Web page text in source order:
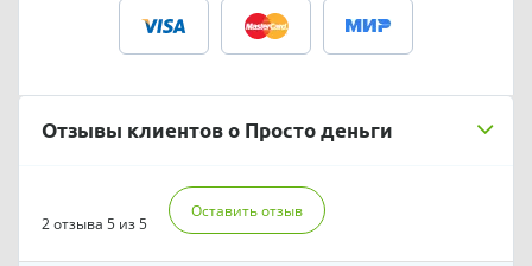
Отзывы клиентов о Просто деньги
2 отзыва 5 из 5
Оставить отзыв